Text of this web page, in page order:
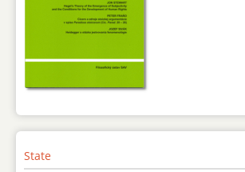
State